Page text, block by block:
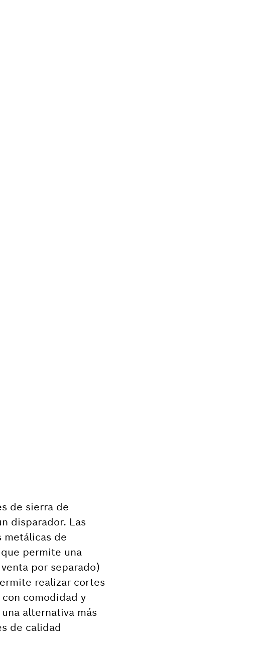
de sierra de
disparador. Las
metálicas de
permite una
por separado)
realizar cortes
comodidad y
alternativa más
de calidad